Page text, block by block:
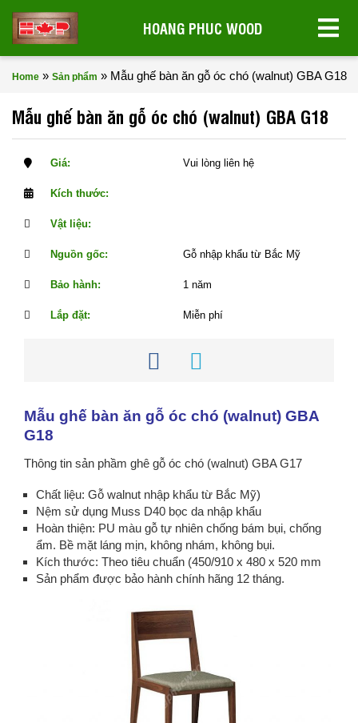
HOANG PHUC WOOD
Home » Sản phẩm » Mẫu ghế bàn ăn gỗ óc chó (walnut) GBA G18
Mẫu ghế bàn ăn gỗ óc chó (walnut) GBA G18
Giá: Vui lòng liên hệ
Kích thước:
Vật liệu:
Nguồn gốc: Gỗ nhập khẩu từ Bắc Mỹ
Bảo hành: 1 năm
Lắp đặt: Miễn phí
Mẫu ghế bàn ăn gỗ óc chó (walnut) GBA
G18
Thông tin sản phầm ghê gỗ óc chó (walnut) GBA G17
Chất liệu: Gỗ walnut nhập khẩu từ Bắc Mỹ)
Nệm sử dụng Muss D40 bọc da nhập khẩu
Hoàn thiện: PU màu gỗ tự nhiên chống bám bụi, chống
ẩm. Bề mặt láng mịn, không nhám, không bụi.
Kích thước: Theo tiêu chuẩn (450/910 x 480 x 520 mm
Sản phẩm được bảo hành chính hãng 12 tháng.